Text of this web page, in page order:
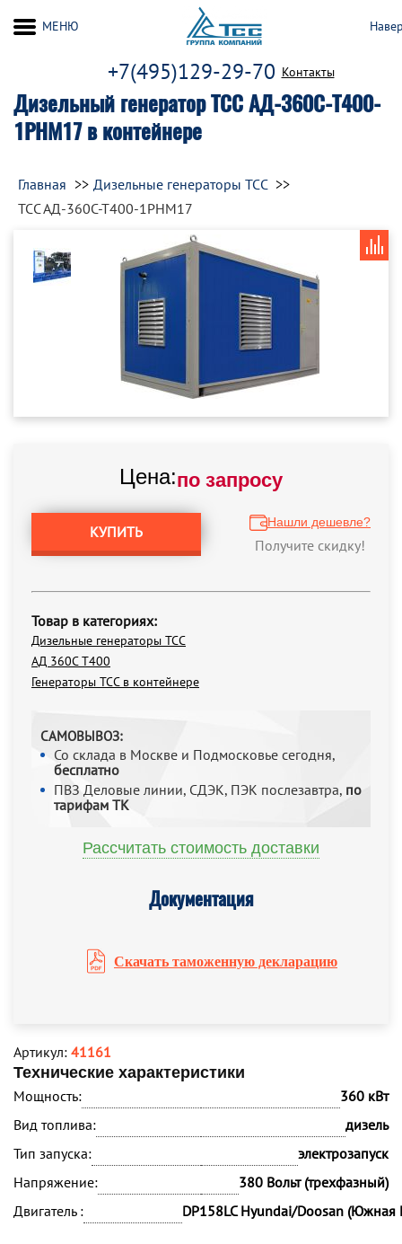
Дизельный генератор ТСС АД-360С-Т400-
1РНМ17 в контейнере
+7(495)129-29-70 Контакты
МЕНЮ
Главная
Дизельные генераторы ТСС
ТСС АД-360С-Т400-1РНМ17
Цена:по запросу
КУПИТЬ
Нашли дешевле?
Получите скидку!
Товар в категориях:
Дизельные генераторы ТСС
АД 360С Т400
Генераторы ТСС в контейнере
САМОВЫВОЗ:
Со склада в Москве и Подмосковье сегодня,
бесплатно
ПВЗ Деловые линии, СДЭК, ПЭК послезавтра, по
тарифам ТК
Рассчитать стоимость доставки
Документация
Скачать таможенную декларацию
Артикул: 41161
Технические характеристики
Мощность:
360 кВт
Вид топлива:
дизель
Тип запуска:
электрозапуск
Напряжение:
380 Вольт (трехфазный)
Двигатель :
DP158LC Hyundai/Doosan (Южная